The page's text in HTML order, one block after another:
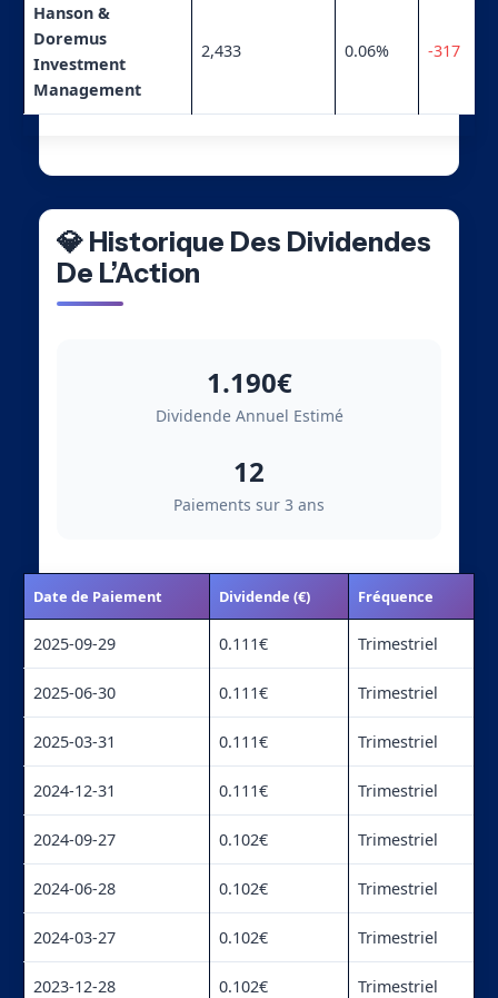
Hanson &
Doremus
Investment
Management
2,433 0.06% -317
💎 Historique Des Dividendes
De L’Action
1.190€
Dividende Annuel Estimé
12
Paiements sur 3 ans
Date de Paiement Dividende (€) Fréquence
2025-09-29 0.111€ Trimestriel
2025-06-30 0.111€ Trimestriel
2025-03-31 0.111€ Trimestriel
2024-12-31 0.111€ Trimestriel
2024-09-27 0.102€ Trimestriel
2024-06-28 0.102€ Trimestriel
2024-03-27 0.102€ Trimestriel
2023-12-28 0.102€ Trimestriel